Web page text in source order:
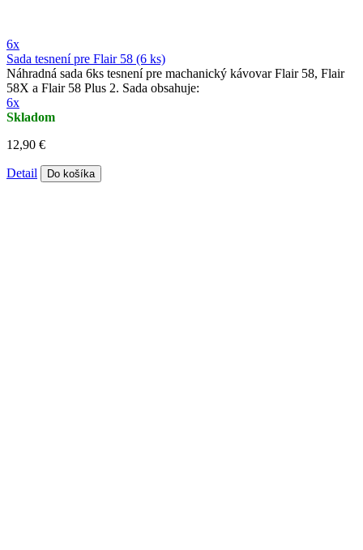
6x
Sada tesnení pre Flair 58 (6 ks)
Náhradná sada 6ks tesnení pre machanický kávovar Flair 58, Flair
58X a Flair 58 Plus 2. Sada obsahuje:
6x
Skladom
12,90 €
Detail Do košíka